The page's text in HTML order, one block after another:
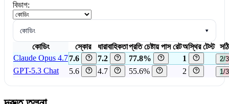
বিভাগ:
কোডিং ▾
কোডিং স্কোর ধারাবাহিকতাপ্রতি চেষ্টায় পাস রেটঅস্থির টেস্ট
Claude Opus 4.77.6 7.2 77.8% 1 2/3
GPT-5.3 Chat 5.6 4.7 55.6% 2 1/3